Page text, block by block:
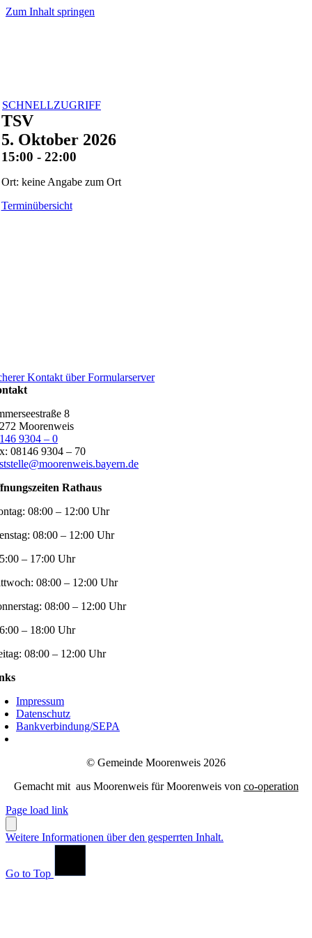
Zum Inhalt springen
SCHNELLZUGRIFF
TSV
5. Oktober 2026
15:00 - 22:00
Ort: keine Angabe zum Ort
Terminübersicht
Kontakt über Formularserver
8
Moorenweis
9304 – 0
08146 9304 – 70
Rathaus
08:00 – 12:00 Uhr
08:00 – 12:00 Uhr
– 17:00 Uhr
08:00 – 12:00 Uhr
08:00 – 12:00 Uhr
– 18:00 Uhr
08:00 – 12:00 Uhr
Impressum
Datenschutz
Bankverbindung/SEPA
© Gemeinde Moorenweis 2026
Gemacht mit aus Moorenweis für Moorenweis von co-operation
Page load link
Weitere Informationen über den gesperrten Inhalt.
Go to Top